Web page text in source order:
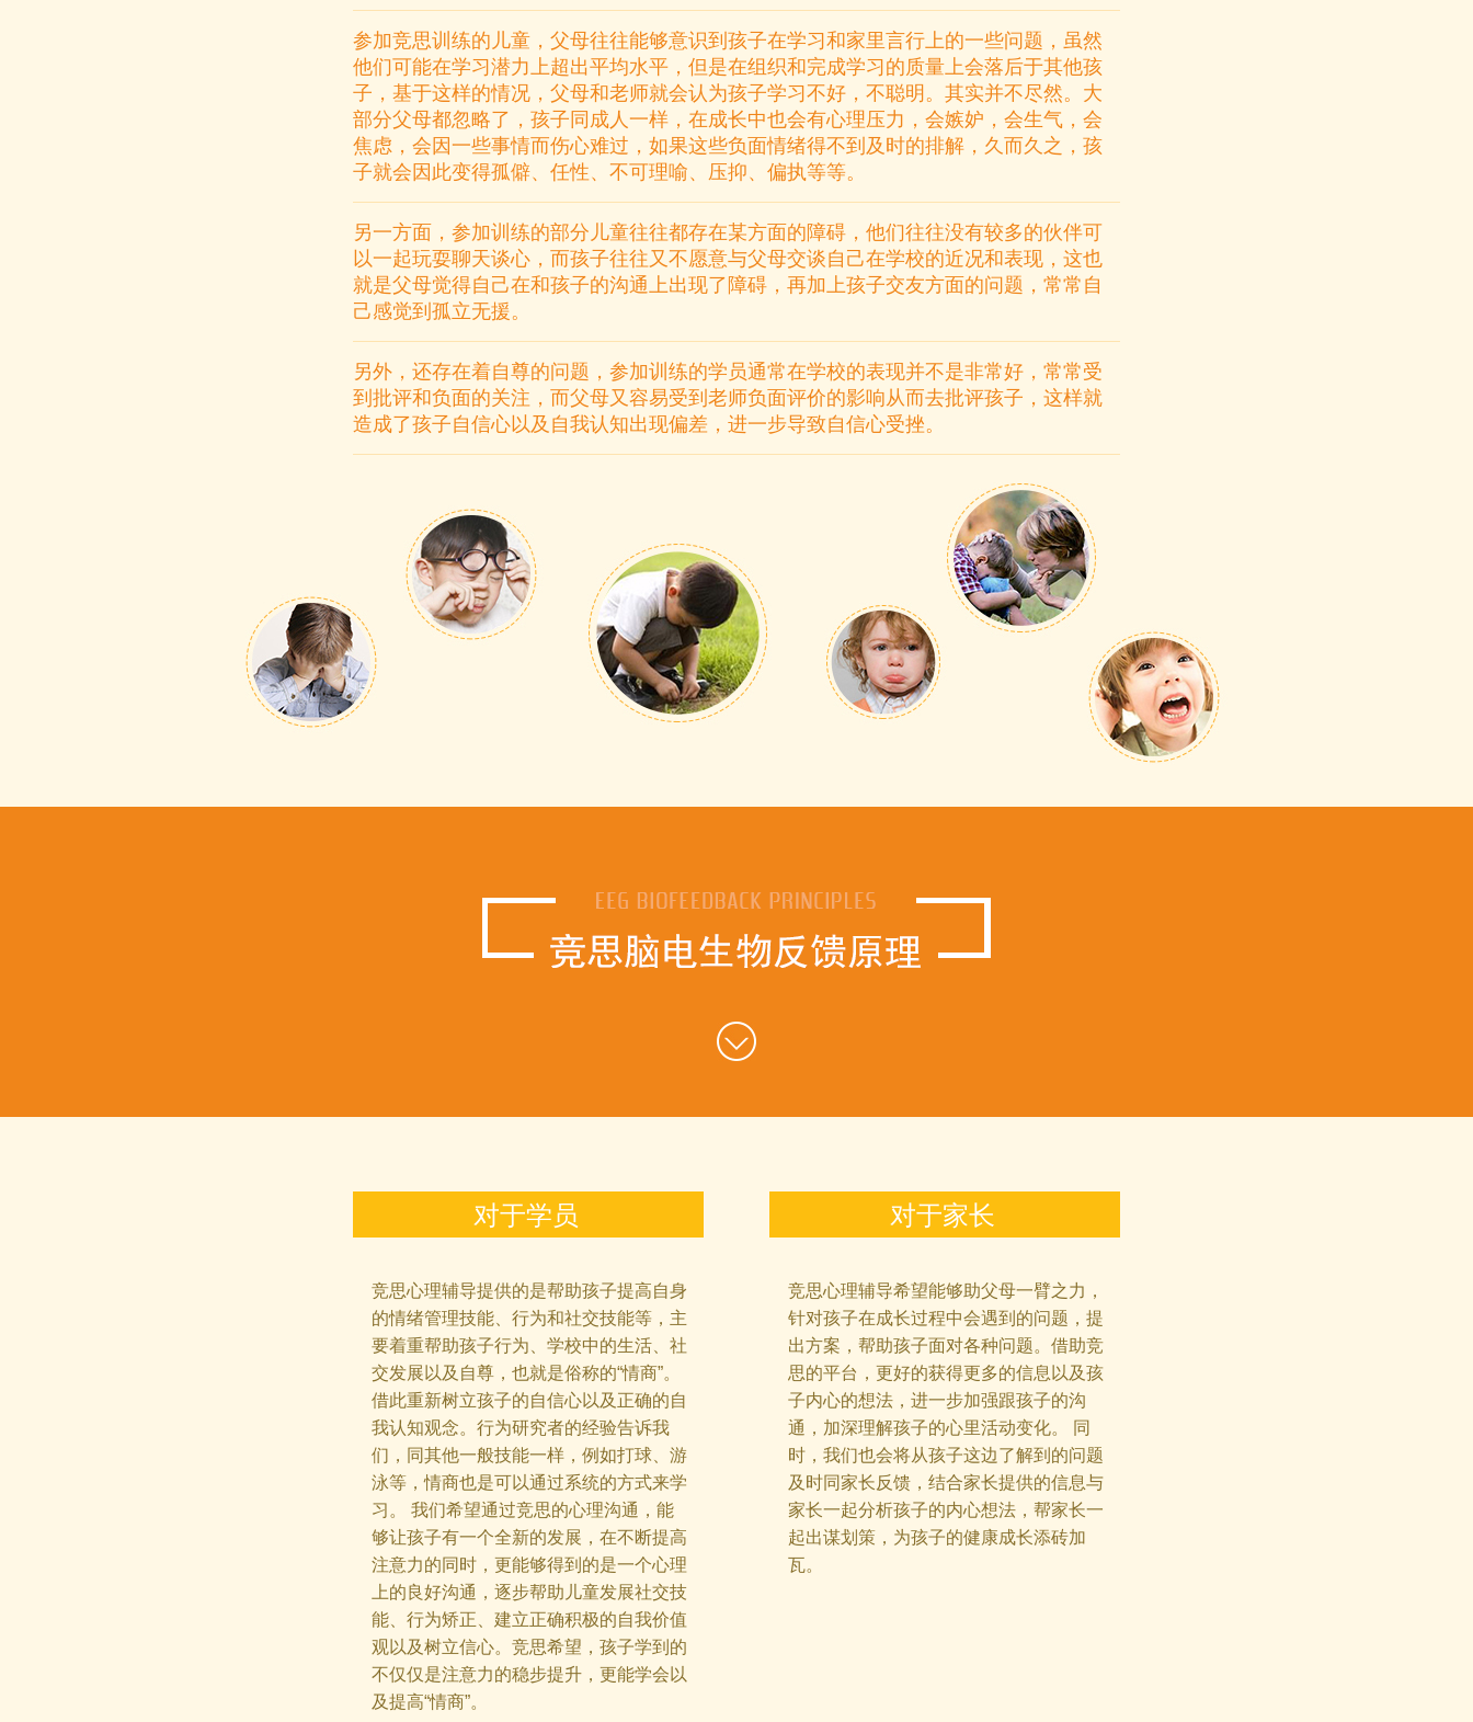
参加竞思训练的儿童，父母往往能够意识到孩子在学习和家里言行上的一些问题，虽然
他们可能在学习潜力上超出平均水平，但是在组织和完成学习的质量上会落后于其他孩
子，基于这样的情况，父母和老师就会认为孩子学习不好，不聪明。其实并不尽然。大
部分父母都忽略了，孩子同成人一样，在成长中也会有心理压力，会嫉妒，会生气，会
焦虑，会因一些事情而伤心难过，如果这些负面情绪得不到及时的排解，久而久之，孩
子就会因此变得孤僻、任性、不可理喻、压抑、偏执等等。
另一方面，参加训练的部分儿童往往都存在某方面的障碍，他们往往没有较多的伙伴可
以一起玩耍聊天谈心，而孩子往往又不愿意与父母交谈自己在学校的近况和表现，这也
就是父母觉得自己在和孩子的沟通上出现了障碍，再加上孩子交友方面的问题，常常自
己感觉到孤立无援。
另外，还存在着自尊的问题，参加训练的学员通常在学校的表现并不是非常好，常常受
到批评和负面的关注，而父母又容易受到老师负面评价的影响从而去批评孩子，这样就
造成了孩子自信心以及自我认知出现偏差，进一步导致自信心受挫。
对于学员
竞思心理辅导提供的是帮助孩子提高自身
的情绪管理技能、行为和社交技能等，主
要着重帮助孩子行为、学校中的生活、社
交发展以及自尊，也就是俗称的“情商”。
借此重新树立孩子的自信心以及正确的自
我认知观念。行为研究者的经验告诉我
们，同其他一般技能一样，例如打球、游
泳等，情商也是可以通过系统的方式来学
习。 我们希望通过竞思的心理沟通，能
够让孩子有一个全新的发展，在不断提高
注意力的同时，更能够得到的是一个心理
上的良好沟通，逐步帮助儿童发展社交技
能、行为矫正、建立正确积极的自我价值
观以及树立信心。竞思希望，孩子学到的
不仅仅是注意力的稳步提升，更能学会以
及提高“情商”。
对于家长
竞思心理辅导希望能够助父母一臂之力，
针对孩子在成长过程中会遇到的问题，提
出方案，帮助孩子面对各种问题。借助竞
思的平台，更好的获得更多的信息以及孩
子内心的想法，进一步加强跟孩子的沟
通，加深理解孩子的心里活动变化。 同
时，我们也会将从孩子这边了解到的问题
及时同家长反馈，结合家长提供的信息与
家长一起分析孩子的内心想法，帮家长一
起出谋划策，为孩子的健康成长添砖加
瓦。